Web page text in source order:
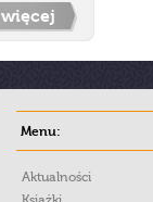
więcej
Menu:
Aktualności